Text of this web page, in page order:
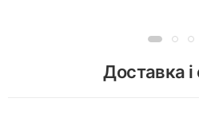
Доставка і